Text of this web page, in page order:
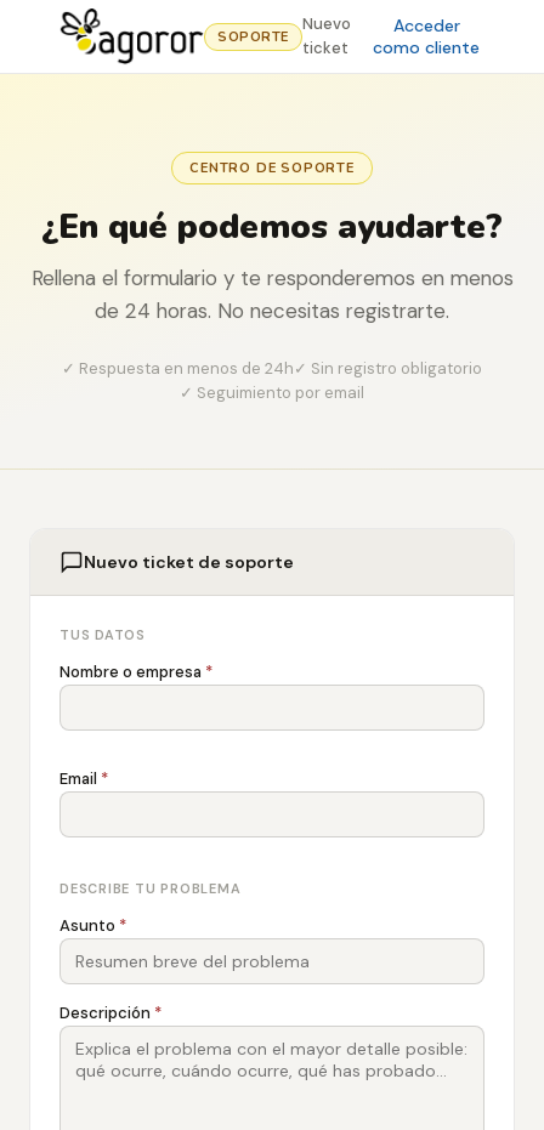
SOPORTE
Nuevo
ticket
Acceder
como cliente
CENTRO DE SOPORTE
¿En qué podemos ayudarte?
Rellena el formulario y te responderemos en menos
de 24 horas. No necesitas registrarte.
✓ Respuesta en menos de 24h✓ Sin registro obligatorio
✓ Seguimiento por email
Nuevo ticket de soporte
TUS DATOS
Nombre o empresa *
Email *
DESCRIBE TU PROBLEMA
Asunto *
Descripción *